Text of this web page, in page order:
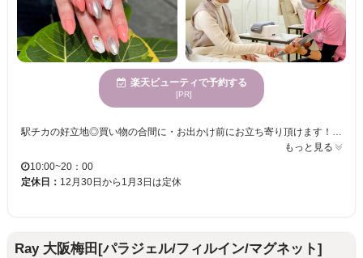
楽天ビューティで予約する
[PR]
駅チカの好立地◎買い物の合間に・お出かけ前にお立ち寄り頂けます！ 初めての方でも安心して体験できるメニューをご用意◎ お客様のプライバシーを重視した極上のプライベート空間☆ 確かな技術でお客様に合った指先に仕上げます☆理想の仕上がりを長く楽しみましょう☆ 330種類のデザインの中からお好きなデザインを選び、カラーを選ぶシステムです。ネイル初心者の方でもご希望にあったデザインをご提案いたしますので、ご安心ください☆
もっと見る
10:00~20：00
定休日： 12月30日から1月3日は定休
Ray 大阪梅田[パラジェル/フィルイン/マグネット]